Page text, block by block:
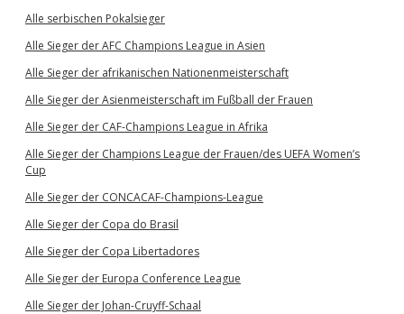
Alle serbischen Pokalsieger
Alle Sieger der AFC Champions League in Asien
Alle Sieger der afrikanischen Nationenmeisterschaft
Alle Sieger der Asienmeisterschaft im Fußball der Frauen
Alle Sieger der CAF-Champions League in Afrika
Alle Sieger der Champions League der Frauen/des UEFA Women’s
Cup
Alle Sieger der CONCACAF-Champions-League
Alle Sieger der Copa do Brasil
Alle Sieger der Copa Libertadores
Alle Sieger der Europa Conference League
Alle Sieger der Johan-Cruyff-Schaal